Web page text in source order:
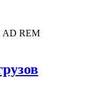
AD REM